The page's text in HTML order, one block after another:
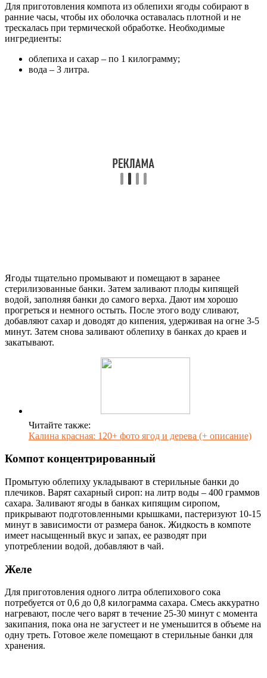
Для приготовления компота из облепихи ягоды собирают в
ранние часы, чтобы их оболочка оставалась плотной и не
трескалась при термической обработке. Необходимые
ингредиенты:
облепиха и сахар – по 1 килограмму;
вода – 3 литра.
Ягоды тщательно промывают и помещают в заранее
стерилизованные банки. Затем заливают плоды кипящей
водой, заполняя банки до самого верха. Дают им хорошо
прогреться и немного остыть. После этого воду сливают,
добавляют сахар и доводят до кипения, удерживая на огне 3-5
минут. Затем снова заливают облепиху в банках до краев и
закатывают.
Читайте также:
Калина красная: 120+ фото ягод и дерева (+ описание)
Компот концентрированный
Промытую облепиху укладывают в стерильные банки до
плечиков. Варят сахарный сироп: на литр воды – 400 граммов
сахара. Заливают ягоды в банках кипящим сиропом,
прикрывают подготовленными крышками, пастеризуют 10-15
минут в зависимости от размера банок. Жидкость в компоте
имеет насыщенный вкус и запах, ее разводят при
употреблении водой, добавляют в чай.
Желе
Для приготовления одного литра облепихового сока
потребуется от 0,6 до 0,8 килограмма сахара. Смесь аккуратно
нагревают, после чего варят в течение 25-30 минут с момента
закипания, пока она не загустеет и не уменьшится в объеме на
одну треть. Готовое желе помещают в стерильные банки для
хранения.